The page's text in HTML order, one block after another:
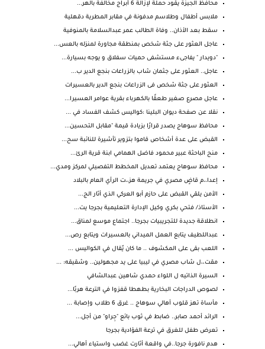
محافظ الجيزة يقود حملة لإزالة 6 أبراج مخالفة بالهر...
ملابس أطفال وطلاسم مدفونة في مقابر المطرية دقهلية
سقط بعد الأذان.. وفاة الطالب عمر عبدالسلامة بالمنوفية
عاجل العثور على جثة شخص بمنطقة مجاورة لمنزله بالعس...
"دويدار " يفاجىء مستشفى حميات سفلاق و يوجه بسيارة...
عاجل.. العثور على جثمان شاب بالزراعات بنجع الدير ب...
العثور على جثة شخص فى الزراعات بنجع الدير بالعسيرات
عاجل مصرع صغير طعقًا بالكهرباء بقرية عوامر العسيرا...
نقلا عن صفحة ديوان البلينا :كواليس كشف الفساد في ...
محافظ سوهاج يصدر قرارًا بزيادة قيمة "مقابل التحسين...
القبض على عدة أشخاص قاموا بتزوير تأشيرة للنائبة سح...
منح الباحثة عبير محمود فاضل الهمامي ابنة قرية الرئ...
محافظ سوهاج يعتمد تعديل المخطط التفصيلي لمركز ومدي...
إعدا،،م قاضٍ مصري في جريمة هز،،ت الرأي العام بالبلاد
الأمن يلقي القبض على حازم أبو العركي الذي أثار الج...
الأستاذ/ فتحي بكري وكيل الإدارة التعليمية بجرجا يت...
انطلاقة جديدة للتجريبيات بجرجا.. اجتماع موسع لمناق...
عبداللطيف يتابع العمل الميداني بالعسيرات ويتابع رص...
اللعب بقى على المكشوف .. ما كان يٌقال في الكواليس ...
مقت،،ل شاب مصري في ليبيا على يد مجهولين.. وشقيقه: ...
السيرة الذاتيه ل اللواء حمدي شاهين عبدالشافي
لصوص الدراجات البخارية بطهطا قفزوا في الترعة هربًا...
مأساة تهز قلوب أهالي سوهاج .. غرق 6 طلاب وإصابة ...
الرائد أحمد صابر.. ضابط في ثوب بائع "جِراو" من أجل...
تعرض طفل للغرق في ترعة الفؤادية بجرجا
هدم نافورة جرجا..في واقعة أثارت غضب واستياء أهالي...